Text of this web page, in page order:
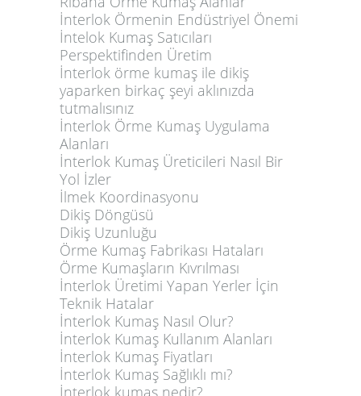
İnterlok Örmenin Endüstriyel Önemi
İntelok Kumaş Satıcıları
Perspektifinden Üretim
İnterlok örme kumaş ile dikiş
yaparken birkaç şeyi aklınızda
tutmalısınız
İnterlok Örme Kumaş Uygulama
Alanları
İnterlok Kumaş Üreticileri Nasıl Bir
Yol İzler
İlmek Koordinasyonu
Dikiş Döngüsü
Dikiş Uzunluğu
Örme Kumaş Fabrikası Hataları
Örme Kumaşların Kıvrılması
İnterlok Üretimi Yapan Yerler İçin
Teknik Hatalar
İnterlok Kumaş Nasıl Olur?
İnterlok Kumaş Kullanım Alanları
İnterlok Kumaş Fiyatları
İnterlok Kumaş Sağlıklı mı?
İnterlok kumaş nedir?